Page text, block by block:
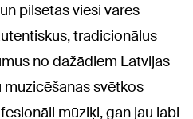
pilsētas viesi varēs
tradicionālus
no dažādiem Latvijas
svētkos
mūziķi, gan jau labi